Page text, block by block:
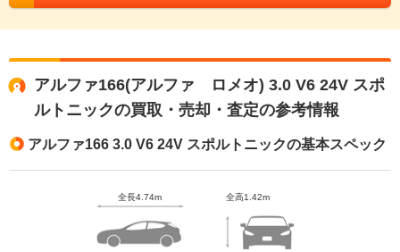
アルファ166(アルファ ロメオ) 3.0 V6 24V スポ
ルトニックの買取・売却・査定の参考情報
アルファ166 3.0 V6 24V スポルトニックの基本スペック
全長4.74m 全高1.42m